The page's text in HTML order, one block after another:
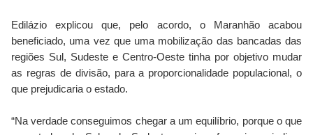
Edilázio explicou que, pelo acordo, o Maranhão acabou
beneficiado, uma vez que uma mobilização das bancadas das
regiões Sul, Sudeste e Centro-Oeste tinha por objetivo mudar
as regras de divisão, para a proporcionalidade populacional, o
que prejudicaria o estado.
“Na verdade conseguimos chegar a um equilíbrio, porque o que